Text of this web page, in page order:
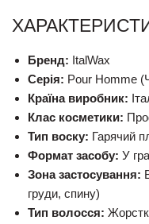
Бренд: ItalWax
Серія: Pour Homme
Країна виробник:
Клас косметики:
Тип воску: Гарячий
Формат засобу: У
Зона застосування:
груди, спину)
Тип волосся: